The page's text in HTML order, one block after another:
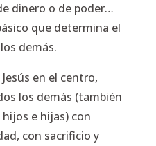
dinero o de poder…
que determina el
demás.
en el centro,
los demás (también
e hijas) con
con sacrificio y